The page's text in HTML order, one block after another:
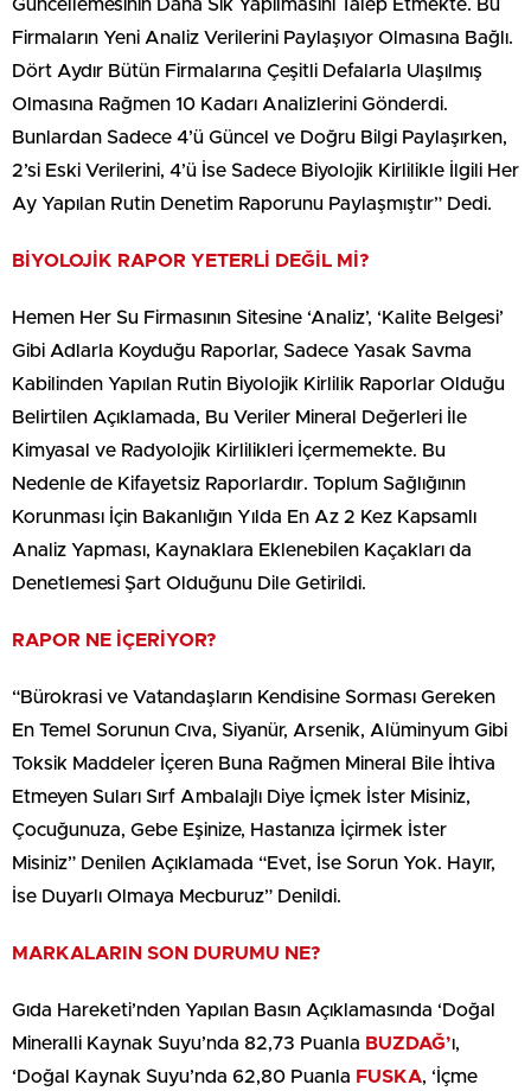
Güncellemesinin Daha Sık Yapılmasını Talep Etmekte. Bu
Firmaların Yeni Analiz Verilerini Paylaşıyor Olmasına Bağlı.
Dört Aydır Bütün Firmalarına Çeşitli Defalarla Ulaşılmış
Olmasına Rağmen 10 Kadarı Analizlerini Gönderdi.
Bunlardan Sadece 4’ü Güncel ve Doğru Bilgi Paylaşırken,
2’si Eski Verilerini, 4’ü İse Sadece Biyolojik Kirlilikle İlgili Her
Ay Yapılan Rutin Denetim Raporunu Paylaşmıştır” Dedi.
BİYOLOJİK RAPOR YETERLİ DEĞİL Mİ?
Hemen Her Su Firmasının Sitesine ‘Analiz’, ‘Kalite Belgesi’
Gibi Adlarla Koyduğu Raporlar, Sadece Yasak Savma
Kabilinden Yapılan Rutin Biyolojik Kirlilik Raporlar Olduğu
Belirtilen Açıklamada, Bu Veriler Mineral Değerleri İle
Kimyasal ve Radyolojik Kirlilikleri İçermemekte. Bu
Nedenle de Kifayetsiz Raporlardır. Toplum Sağlığının
Korunması İçin Bakanlığın Yılda En Az 2 Kez Kapsamlı
Analiz Yapması, Kaynaklara Eklenebilen Kaçakları da
Denetlemesi Şart Olduğunu Dile Getirildi.
RAPOR NE İÇERİYOR?
“Bürokrasi ve Vatandaşların Kendisine Sorması Gereken
En Temel Sorunun Cıva, Siyanür, Arsenik, Alüminyum Gibi
Toksik Maddeler İçeren Buna Rağmen Mineral Bile İhtiva
Etmeyen Suları Sırf Ambalajlı Diye İçmek İster Misiniz,
Çocuğunuza, Gebe Eşinize, Hastanıza İçirmek İster
Misiniz” Denilen Açıklamada “Evet, İse Sorun Yok. Hayır,
İse Duyarlı Olmaya Mecburuz” Denildi.
MARKALARIN SON DURUMU NE?
Gıda Hareketi’nden Yapılan Basın Açıklamasında ‘Doğal
Mineralli Kaynak Suyu’nda 82,73 Puanla BUZDAĞ’ı,
‘Doğal Kaynak Suyu’nda 62,80 Puanla FUSKA, ‘İçme